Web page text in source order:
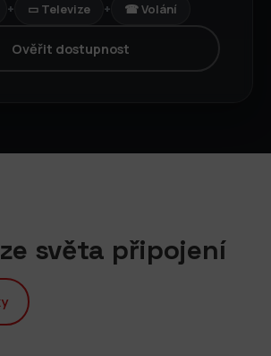
+ ▭ Televize + ☎ Volání
Ověřit dostupnost
světa připojení